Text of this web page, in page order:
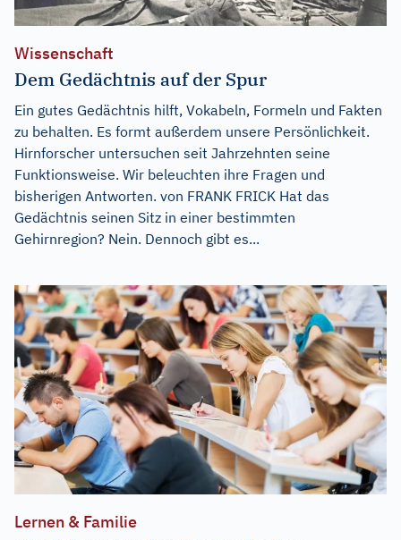
Wissenschaft
Dem Gedächtnis auf der Spur
Ein gutes Gedächtnis hilft, Vokabeln, Formeln und Fakten
zu behalten. Es formt außerdem unsere Persönlichkeit.
Hirnforscher untersuchen seit Jahrzehnten seine
Funktionsweise. Wir beleuchten ihre Fragen und
bisherigen Antworten. von FRANK FRICK Hat das
Gedächtnis seinen Sitz in einer bestimmten
Gehirnregion? Nein. Dennoch gibt es...
Lernen & Familie